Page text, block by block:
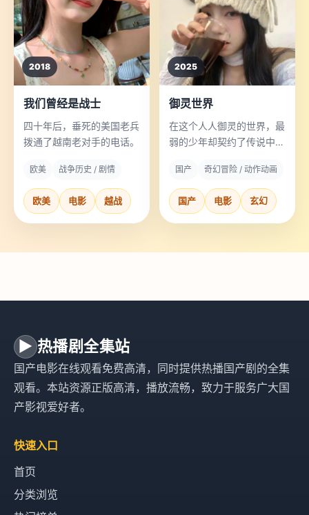
2018
我们曾经是战士
四十年后，垂死的美国老兵
拨通了越南老对手的电话。
欧美 战争历史 / 剧情
欧美 电影 越战
2025
御灵世界
在这个人人御灵的世界，最
弱的少年却契约了传说中的
国产 奇幻冒险 / 动作动画
国产 电影 玄幻
▶ 热播剧全集站
国产电影在线观看免费高清，同时提供热播国产剧的全集
观看。本站资源正版高清，播放流畅，致力于服务广大国
产影视爱好者。
快速入口
首页
分类浏览